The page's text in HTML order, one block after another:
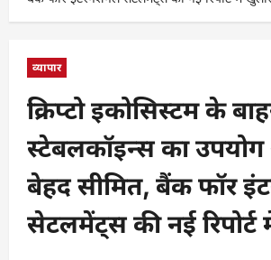
व्यापार
क्रिप्टो इकोसिस्टम के
स्टेबलकॉइन्स का
बेहद सीमित, बैंक फॉर
सेटलमेंट्स की नई